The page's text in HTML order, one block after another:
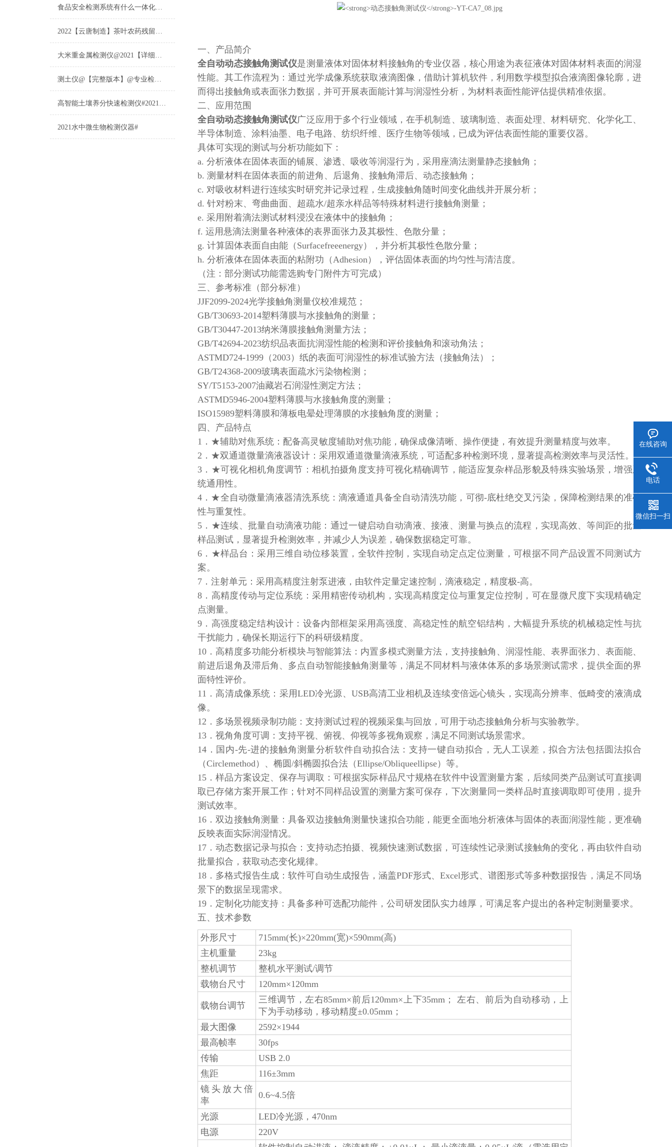
食品安全检测系统有什么一体化配置·2023仪器仪表推荐·山东云唐
2022【云唐制造】茶叶农药残留检测仪多少钱一台@山东云唐仪器仪表制造
大米重金属检测仪@2021【详细版本】@专业检测大米重金属仪器仪表
测土仪@【完整版本】@专业检测土壤的仪器仪表
高智能土壤养分快速检测仪#2021【土壤养分检测专用仪器仪表】
2021水中微生物检测仪器#
一、产品简介
全自动动态接触角测试仪是测量液体对固体材料接触角的专业仪器，核心用途为表征液体对固体材料表面的润湿
性能。其工作流程为：通过光学成像系统获取液滴图像，借助计算机软件，利用数学模型拟合液滴图像轮廓，进
而得出接触角或表面张力数据，并可开展表面能计算与润湿性分析，为材料表面性能评估提供精准依据。
二、应用范围
全自动动态接触角测试仪广泛应用于多个行业领域，在手机制造、玻璃制造、表面处理、材料研究、化学化工、
半导体制造、涂料油墨、电子电路、纺织纤维、医疗生物等领域，已成为评估表面性能的重要仪器。
具体可实现的测试与分析功能如下：
a. 分析液体在固体表面的铺展、渗透、吸收等润湿行为，采用座滴法测量静态接触角；
b. 测量材料在固体表面的前进角、后退角、接触角滞后、动态接触角；
c. 对吸收材料进行连续实时研究并记录过程，生成接触角随时间变化曲线并开展分析；
d. 针对粉末、弯曲曲面、超疏水/超亲水样品等特殊材料进行接触角测量；
e. 采用附着滴法测试材料浸没在液体中的接触角；
f. 运用悬滴法测量各种液体的表界面张力及其极性、色散分量；
g. 计算固体表面自由能（Surfacefreeenergy），并分析其极性色散分量；
h. 分析液体在固体表面的粘附功（Adhesion），评估固体表面的均匀性与清洁度。
（注：部分测试功能需选购专门附件方可完成）
三、参考标准（部分标准）
JJF2099-2024光学接触角测量仪校准规范；
GB/T30693-2014塑料薄膜与水接触角的测量；
GB/T30447-2013纳米薄膜接触角测量方法；
GB/T42694-2023纺织品表面抗润湿性能的检测和评价接触角和滚动角法；
ASTMD724-1999（2003）纸的表面可润湿性的标准试验方法（接触角法）；
GB/T24368-2009玻璃表面疏水污染物检测；
SY/T5153-2007油藏岩石润湿性测定方法；
ASTMD5946-2004塑料薄膜与水接触角度的测量；
ISO15989塑料薄膜和薄板电晕处理薄膜的水接触角度的测量；
四、产品特点
1．★辅助对焦系统：配备高灵敏度辅助对焦功能，确保成像清晰、操作便捷，有效提升测量精度与效率。
2．★双通道微量滴液器设计：采用双通道微量滴液系统，可适配多种检测环境，显著提高检测效率与灵活性。
3．★可视化相机角度调节：相机拍摄角度支持可视化精确调节，能适应复杂样品形貌及特殊实验场景，增强系
统通用性。
4．★全自动微量滴液器清洗系统：滴液通道具备全自动清洗功能，可彻-底杜绝交叉污染，保障检测结果的准确
性与重复性。
5．★连续、批量自动滴液功能：通过一键启动自动滴液、接液、测量与换点的流程，实现高效、等间距的批量
样品测试，显著提升检测效率，并减少人为误差，确保数据稳定可靠。
6．★样品台：采用三维自动位移装置，全软件控制，实现自动定点定位测量，可根据不同产品设置不同测试方
案。
7．注射单元：采用高精度注射泵进液，由软件定量定速控制，滴液稳定，精度极-高。
8．高精度传动与定位系统：采用精密传动机构，实现高精度定位与重复定位控制，可在显微尺度下实现精确定
点测量。
9．高强度稳定结构设计：设备内部框架采用高强度、高稳定性的航空铝结构，大幅提升系统的机械稳定性与抗
干扰能力，确保长期运行下的科研级精度。
10．高精度多功能分析模块与智能算法：内置多模式测量方法，支持接触角、润湿性能、表界面张力、表面能、
前进后退角及滞后角、多点自动智能接触角测量等，满足不同材料与液体体系的多场景测试需求，提供全面的界
面特性评价。
11．高清成像系统：采用LED冷光源、USB高清工业相机及连续变倍远心镜头，实现高分辨率、低畸变的液滴成
像。
12．多场景视频录制功能：支持测试过程的视频采集与回放，可用于动态接触角分析与实验教学。
13．视角角度可调：支持平视、俯视、仰视等多视角观察，满足不同测试场景需求。
14．国内-先-进的接触角测量分析软件自动拟合法：支持一键自动拟合，无人工误差，拟合方法包括圆法拟合
（Circlemethod）、椭圆/斜椭圆拟合法（Ellipse/Obliqueellipse）等。
15．样品方案设定、保存与调取：可根据实际样品尺寸规格在软件中设置测量方案，后续同类产品测试可直接调
取已存储方案开展工作；针对不同样品设置的测量方案可保存，下次测量同一类样品时直接调取即可使用，提升
测试效率。
16．双边接触角测量：具备双边接触角测量快速拟合功能，能更全面地分析液体与固体的表面润湿性能，更准确
反映表面实际润湿情况。
17．动态数据记录与拟合：支持动态拍摄、视频快速测试数据，可连续性记录测试接触角的变化，再由软件自动
批量拟合，获取动态变化规律。
18．多格式报告生成：软件可自动生成报告，涵盖PDF形式、Excel形式、谱图形式等多种数据报告，满足不同场
景下的数据呈现需求。
19．定制化功能支持：具备多种可选配功能件，公司研发团队实力雄厚，可满足客户提出的各种定制测量要求。
五、技术参数
外形尺寸
715mm(长)×220mm(宽)×590mm(高)
主机重量
23kg
整机调节
整机水平测试/调节
载物台尺寸
120mm×120mm
载物台调节
三维调节，左右85mm×前后120mm×上下35mm； 左右、前后为自动移动，上
下为手动移动，移动精度±0.05mm；
最大图像
2592×1944
最高帧率
30fps
传输
USB 2.0
焦距
116±3mm
镜头放大倍
率
0.6~4.5倍
光源
LED冷光源，470nm
电源
220V
在线咨询
电话
微信扫一扫